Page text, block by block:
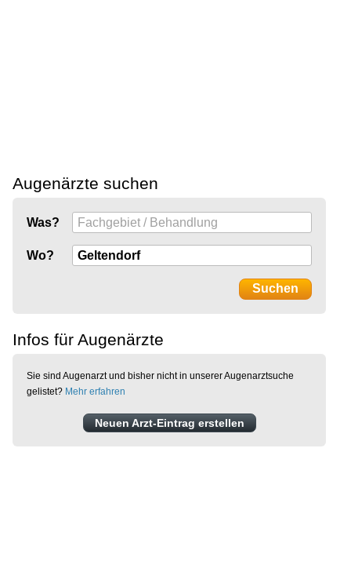
Augenärzte suchen
Was?
Wo?
Infos für Augenärzte
Sie sind Augenarzt und bisher nicht in unserer Augenarztsuche
gelistet? Mehr erfahren
Neuen Arzt-Eintrag erstellen